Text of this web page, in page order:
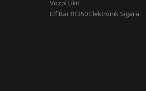
Vozol Likit
Elf Bar RF350 Elektronik Sigara